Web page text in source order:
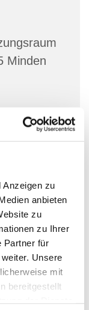
Anzeigen zu
anbieten
zu
zu Ihrer
Partner für
Unsere
mit
bereitgestellt
Minden